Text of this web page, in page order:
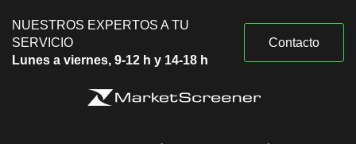
NUESTROS EXPERTOS A TU
SERVICIO
Lunes a viernes, 9-12 h y 14-18 h
Contacto